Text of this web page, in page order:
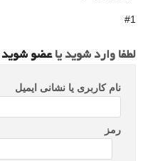
#1
لطفا وارد شوید یاعضو شوید
نام کاربری یا نشانی ایمیل
رمز